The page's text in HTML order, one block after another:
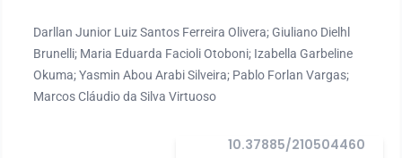
Darllan Junior Luiz Santos Ferreira Olivera; Giuliano Dielhl
Brunelli; Maria Eduarda Facioli Otoboni; Izabella Garbeline
Okuma; Yasmin Abou Arabi Silveira; Pablo Forlan Vargas;
Marcos Cláudio da Silva Virtuoso
10.37885/210504460